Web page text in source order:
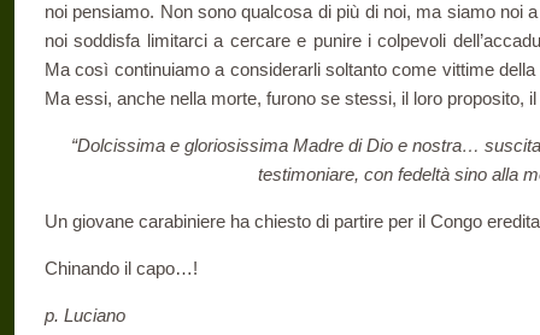
noi pensiamo. Non sono qualcosa di più di noi, ma siamo noi
noi soddisfa limitarci a cercare e punire i colpevoli
Ma così continuiamo a considerarli soltanto come vittime
Ma essi, anche nella morte, furono se stessi, il loro proposito,
“Dolcissima e gloriosissima Madre di Dio e nostra…
testimoniare, con fedeltà sino alla
Un giovane carabiniere ha chiesto di partire per il Congo
Chinando il capo…!
p. Luciano